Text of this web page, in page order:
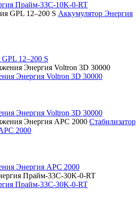
Прайм-33C-10K-0-RT
Аккумулятор Энергия
12–200 S
Энергия Voltron 3D 30000
Энергия Voltron 3D 30000
Стабилизатор
2000
Энергия APC 2000
Прайм-33C-30K-0-RT